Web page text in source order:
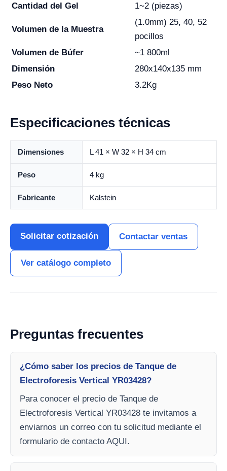
Cantidad del Gel 1~2 (piezas)
Volumen de la Muestra
(1.0mm) 25, 40, 52
pocillos
Volumen de Búfer
~1 800ml
Dimensión
280x140x135 mm
Peso Neto
3.2Kg
Especificaciones técnicas
Dimensiones L 41 × W 32 × H 34 cm
Peso 4 kg
Fabricante Kalstein
Solicitar cotización Contactar ventas
Ver catálogo completo
Preguntas frecuentes
¿Cómo saber los precios de Tanque de
Electroforesis Vertical YR03428?
Para conocer el precio de Tanque de
Electroforesis Vertical YR03428 te invitamos a
enviarnos un correo con tu solicitud mediante el
formulario de contacto AQUI.